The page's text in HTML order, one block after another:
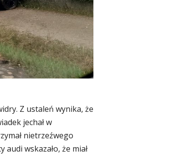
Z ustaleń wynika, że
jechał w
nietrzeźwego
wskazało, że miał